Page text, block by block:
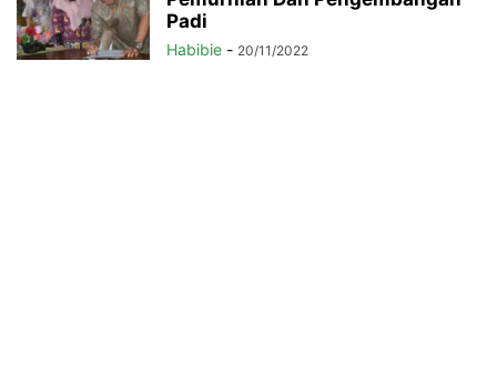
Padi
Habibie - 20/11/2022